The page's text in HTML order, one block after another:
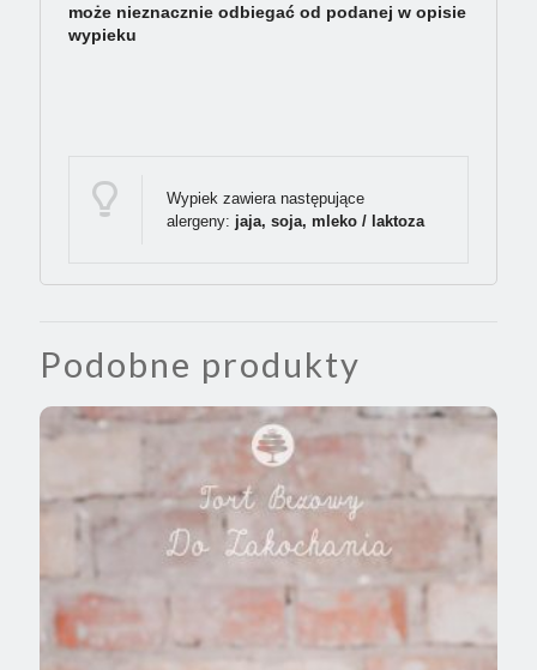
może nieznacznie odbiegać od podanej w opisie
wypieku
Wypiek zawiera następujące
alergeny: jaja, soja, mleko / laktoza
Podobne produkty